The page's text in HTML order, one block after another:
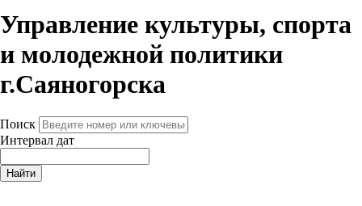
Управление культуры, спорта
и молодежной политики
г.Саяногорска
Поиск
Интервал дат
Найти